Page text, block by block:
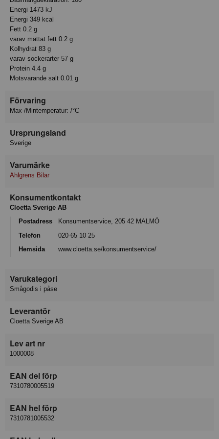
Energi 1473 kJ
Energi 349 kcal
Fett 0.2 g
varav mättat fett 0.2 g
Kolhydrat 83 g
varav sockerarter 57 g
Protein 4.4 g
Motsvarande salt 0.01 g
Förvaring
Max-/Mintemperatur: /°C
Ursprungsland
Sverige
Varumärke
Ahlgrens Bilar
Konsumentkontakt
Cloetta Sverige AB
Postadress
Konsumentservice, 205 42 MALMÖ
Telefon
020-65 10 25
Hemsida
www.cloetta.se/konsumentservice/
Varukategori
Smågodis i påse
Leverantör
Cloetta Sverige AB
Lev art nr
1000008
EAN del förp
7310780005519
EAN hel förp
7310781005532